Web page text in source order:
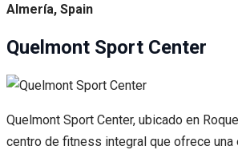
Almería, Spain
Quelmont Sport Center
Quelmont Sport Center, ubicado en
centro de fitness integral que ofrece una